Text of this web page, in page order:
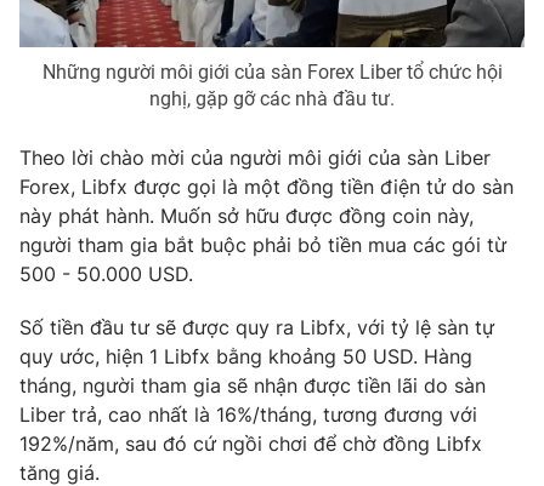
VTV Sức khoẻ Bất động sản
VTV4 Vươn mình bằng AI
VTV9
Liên hệ tòa soạn English
THỜI BÁO VTV
Những người môi giới của sàn Forex Liber tổ chức hội
nghị, gặp gỡ các nhà đầu tư.
Theo lời chào mời của người môi giới của sàn Liber
Forex, Libfx được gọi là một đồng tiền điện tử do sàn
này phát hành. Muốn sở hữu được đồng coin này,
người tham gia bắt buộc phải bỏ tiền mua các gói từ
500 - 50.000 USD.
Số tiền đầu tư sẽ được quy ra Libfx, với tỷ lệ sàn tự
quy ước, hiện 1 Libfx bằng khoảng 50 USD. Hàng
tháng, người tham gia sẽ nhận được tiền lãi do sàn
Liber trả, cao nhất là 16%/tháng, tương đương với
192%/năm, sau đó cứ ngồi chơi để chờ đồng Libfx
tăng giá.